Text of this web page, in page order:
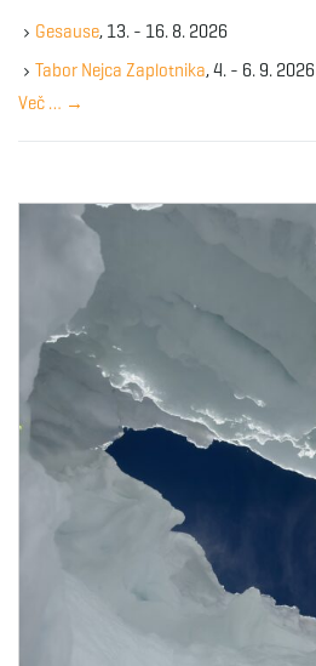
e
y
w
r
Gesause, 13. - 16. 8. 2026
Tabor Nejca Zaplotnika, 4. - 6. 9. 2026
Več … →